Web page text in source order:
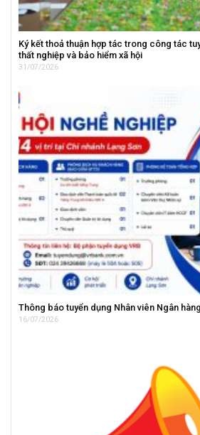
Ký kết thoả thuận hợp tác trong công tác
thất nghiệp và bảo hiểm xã hội
31/07/2026
Thông báo tuyển dụng Nhân viên Ngân
16/07/2026